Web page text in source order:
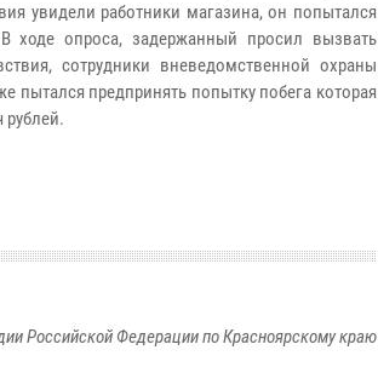
увидели работники магазина, он попытался
ходе опроса, задержанный просил вызвать
сотрудники вневедомственной охраны
пытался предпринять попытку побега которая
рублей.
Российской Федерации по Красноярскому краю